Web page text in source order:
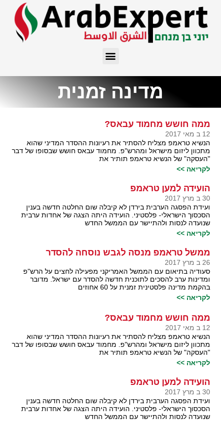
מדינה זמנית
ממה חושש מחמוד עבאס?
12 ב מאי 2017
הנשיא טראמפ מצליח להסתיר את רעיונות ההסדר המדיני שהוא
מתכוון ליזום מישראל ומהרש"פ. מחמוד עבאס חושש שבסופו של דבר
"העסקה" של הנשיא טראמפ תותיר את
לקריאה >>
הועידה למען טראמפ
30 ב מרץ 2017
ועידת הפסגה הערבית בירדן לא קיבלה שום החלטה חדשה בענין
הסכסוך הישראלי- פלסטיני. הועידה היתה הצגה של אחדות ערבית
שנועדה לנסות ולהתיישר עם הממשל החדש
לקריאה >>
ממשל טראמפ מנסה לגבש נוסחה להסדר
26 ב מרץ 2017
סעודיה בתיאום עם הממשל האמריקני מפעילה לחצים על הרש"פ
ומדינות ערב להסכים לתוכנית חדשה להסדר עם ישראל. מדובר
בהקמת מדינה פלסטינית זמנית על 60 אחוזים
לקריאה >>
ממה חושש מחמוד עבאס?
12 ב מאי 2017
הנשיא טראמפ מצליח להסתיר את רעיונות ההסדר המדיני שהוא
מתכוון ליזום מישראל ומהרש"פ. מחמוד עבאס חושש שבסופו של דבר
"העסקה" של הנשיא טראמפ תותיר את
לקריאה >>
הועידה למען טראמפ
30 ב מרץ 2017
ועידת הפסגה הערבית בירדן לא קיבלה שום החלטה חדשה בענין
הסכסוך הישראלי- פלסטיני. הועידה היתה הצגה של אחדות ערבית
שנועדה לנסות ולהתיישר עם הממשל החדש